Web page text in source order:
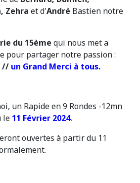
Zehra et d'André Bastien notre
du 15ème qui nous met a
pour partager notre passion :
// un Grand Merci à tous.
un Rapide en 9 Rondes -12mn
le 11 Février 2024.
ouvertes à partir du 11